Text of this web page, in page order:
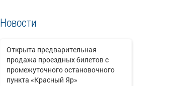
Новости
Открыта предварительная
продажа проездных билетов с
промежуточного остановочного
пункта «Красный Яр»